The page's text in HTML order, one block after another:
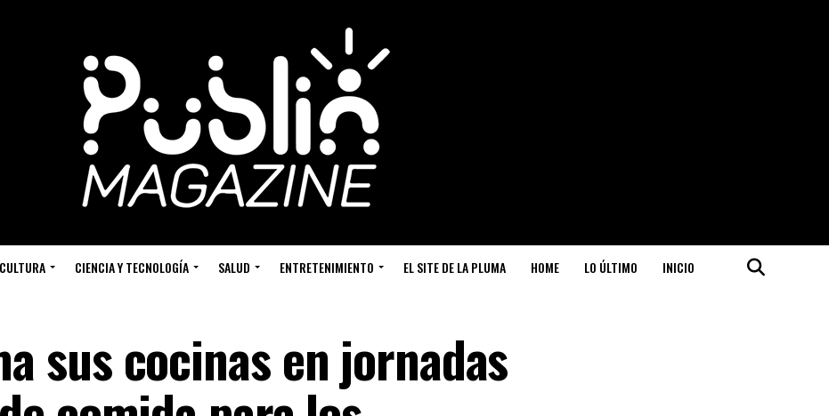
CULTURA CIENCIA Y TECNOLOGÍA SALUD ENTRETENIMIENTO EL SITE DE LA PLUMA HOME LO ÚLTIMO INICIO
sus cocinas en jornadas